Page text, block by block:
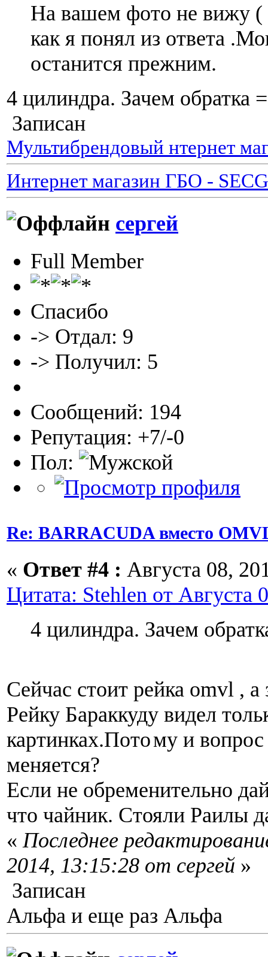
На вашем фото не вижу (
как я понял из ответа
останится прежним.
4 цилиндра. Зачем обратка
Записан
Мультибрендовый нтернет
Интернет магазин ГБО -
сергей
Full Member
Спасибо
-> Отдал: 9
-> Получил: 5
Сообщений: 194
Репутация: +7/-0
Пол:
Re: BARRACUDA вместо
« Ответ #4 : Августа 08,
Цитата: Stehlen от Августа
4 цилиндра. Зачем
Сейчас стоит рейка omvl , а
Рейку Бараккуду видел
картинках.Потому и
меняется?
Если не обременительно
что чайник. Стояли Раилы
« Последнее
2014, 13:15:28 от сергей »
Записан
Альфа и еще раз Альфа